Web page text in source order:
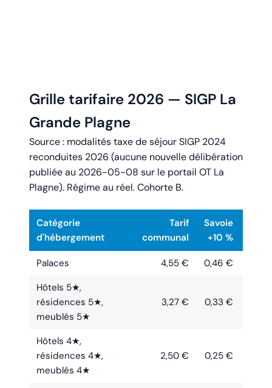
Grille tarifaire 2026 — SIGP La
Grande Plagne
Source : modalités taxe de séjour SIGP 2024
reconduites 2026 (aucune nouvelle délibération
publiée au 2026-05-08 sur le portail OT La
Plagne). Régime au réel. Cohorte B.
Catégorie
d'hébergement
Tarif
communal
Savoie
+10 %
Palaces 4,55 € 0,46 €
Hôtels 5★,
résidences 5★,
meublés 5★
3,27 € 0,33 €
Hôtels 4★,
résidences 4★,
meublés 4★
2,50 € 0,25 €